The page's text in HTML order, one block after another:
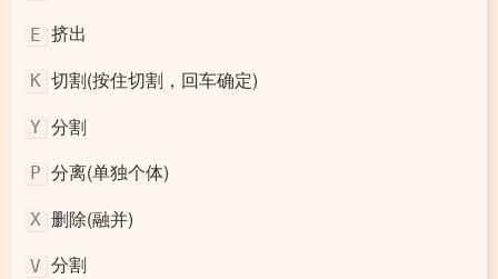
E 挤出
K 切割(按住切割，回车确定)
Y 分割
P 分离(单独个体)
X 删除(融并)
V 分割